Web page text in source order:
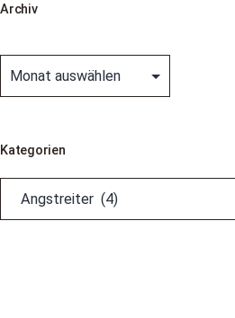
Archiv
Kategorien